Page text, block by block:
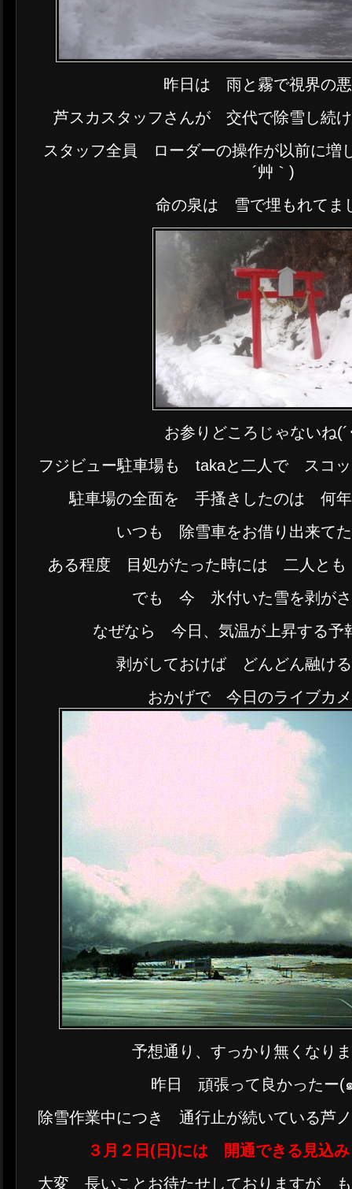
昨日は 雨と霧で視界の
芦スカスタッフさんが 交代で除雪し続
スタッフ全員 ローダーの操作が以前に
´艸｀)
命の泉は 雪で埋もれてま
お参りどころじゃないね(´
フジビュー駐車場も takaと二人で スコッ
駐車場の全面を 手搔きしたのは 何年
いつも 除雪車をお借り出来て
ある程度 目処がたった時には 二人と
でも 今 氷付いた雪を剥がさ
なぜなら 今日、気温が上昇する予
剥がしておけば どんどん融け
おかげで 今日のライブカ
予想通り、すっかり無くなり
昨日 頑張って良かったー
除雪作業中につき 通行止が続いている芦
３月２日(日)には 開通できる見込
大変 長いことお待たせしておりますが も